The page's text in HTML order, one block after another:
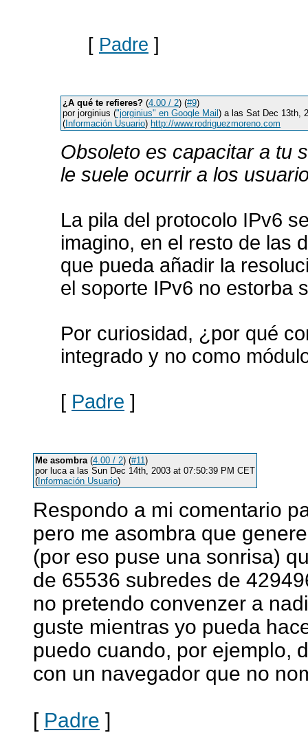
[ Padre ]
¿A qué te refieres? (4.00 / 2) (#9)
por jorginius ("jorginius" en Google Mail ) a las Sat Dec 13th,
( Información Usuario) http://www.rodriguezmoreno.com
Obsoleto es capacitar a tu
le suele ocurrir a los
La pila del protocolo IPv6
imagino, en el resto de las
que pueda añadir la
el soporte IPv6 no estorba
Por curiosidad, ¿por qué
integrado y no como
[ Padre ]
Me asombra(4.00 / 2) (#11)
por luca a las Sun Dec 14th, 2003 at 07:50:39 PM CET
( Información Usuario)
Respondo a mi comentario
pero me asombra que
(por eso puse una sonrisa)
de 65536 subredes de
no pretendo convenzer a
guste mientras yo pueda
puedo cuando, por ejemplo,
con un navegador que no
[ Padre ]